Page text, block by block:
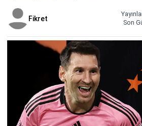
Fikret
Son